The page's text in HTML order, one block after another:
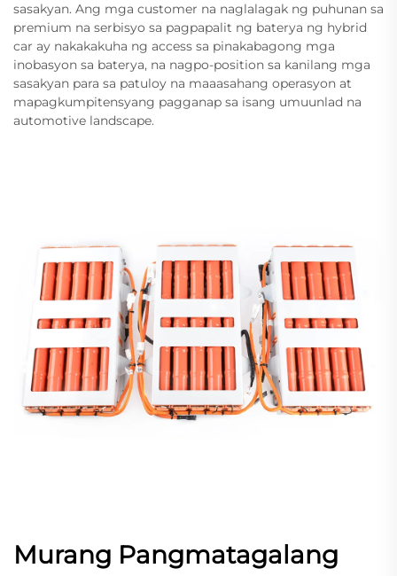
sasakyan. Ang mga customer na naglalagak ng puhunan sa
premium na serbisyo sa pagpapalit ng baterya ng hybrid
car ay nakakakuha ng access sa pinakabagong mga
inobasyon sa baterya, na nagpo-position sa kanilang mga
sasakyan para sa patuloy na maaasahang operasyon at
mapagkumpitensyang pagganap sa isang umuunlad na
automotive landscape.
Murang Pangmatagalang